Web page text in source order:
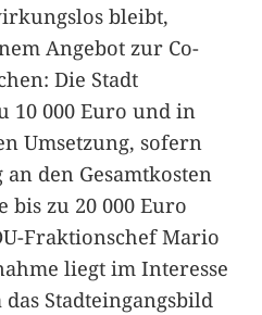
bleibt,
Angebot zur Co-
Die Stadt
10 000 Euro und in
Umsetzung, sofern
den Gesamtkosten
bis zu 20 000 Euro
Fraktionschef Mario
liegt im Interesse
Stadteingangsbild